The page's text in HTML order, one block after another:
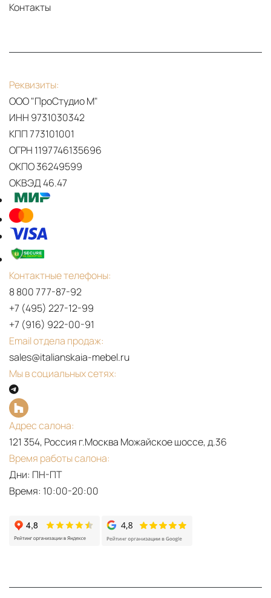
Контакты
Реквизиты:
ООО "ПроСтудио М"
ИНН 9731030342
КПП 773101001
ОГРН 1197746135696
ОКПО 36249599
ОКВЭД 46.47
Контактные телефоны:
8 800 777-87-92
+7 (495) 227-12-99
+7 (916) 922-00-91
Email отдела продаж:
sales@italianskaia-mebel.ru
Мы в социальных сетях:
Адрес салона:
121 354, Россия г.Москва Можайское шоссе, д.36
Время работы салона:
Дни: ПН-ПТ
Время: 10:00-20:00